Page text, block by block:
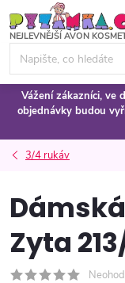
na
obsah
Vážení zákazníci, ve
objednávky budou
3/4 rukáv
Zyta